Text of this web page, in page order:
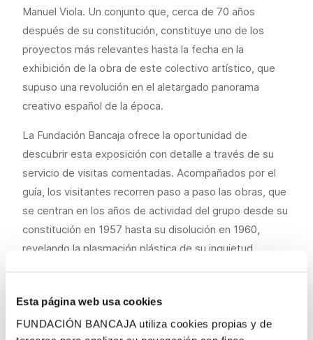
Esta página web usa cookies
FUNDACIÓN BANCAJA utiliza cookies propias y de
Manuel Viola. Un conjunto que, cerca de 70 años
después de su constitución, constituye uno de los
proyectos más relevantes hasta la fecha en la
exhibición de la obra de este colectivo artístico, que
supuso una revolución en el aletargado panorama
creativo español de la época.
La Fundación Bancaja ofrece la oportunidad de
descubrir esta exposición con detalle a través de su
servicio de visitas comentadas. Acompañados por el
guía, los visitantes recorren paso a paso las obras, que
se centran en los años de actividad del grupo desde su
constitución en 1957 hasta su disolución en 1960,
revelando la plasmación plástica de su inquietud
Público general